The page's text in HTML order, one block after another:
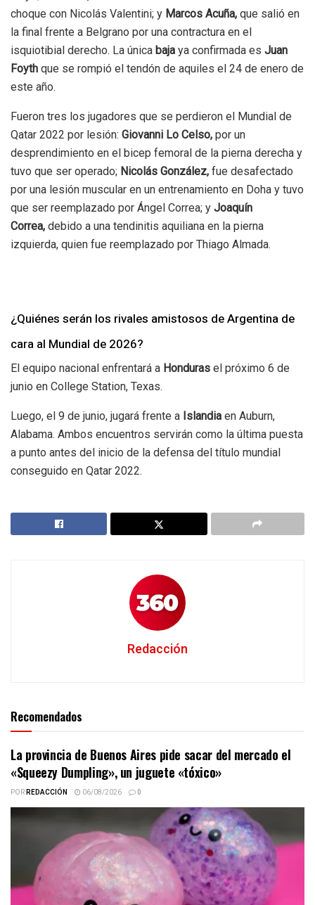
choque con Nicolás Valentini; y Marcos Acuña, que salió en
la final frente a Belgrano por una contractura en el
isquiotibial derecho. La única baja ya confirmada es Juan
Foyth que se rompió el tendón de aquiles el 24 de enero de
este año.
Fueron tres los jugadores que se perdieron el Mundial de
Qatar 2022 por lesión: Giovanni Lo Celso, por un
desprendimiento en el bicep femoral de la pierna derecha y
tuvo que ser operado; Nicolás González, fue desafectado
por una lesión muscular en un entrenamiento en Doha y tuvo
que ser reemplazado por Ángel Correa; y Joaquín
Correa, debido a una tendinitis aquiliana en la pierna
izquierda, quien fue reemplazado por Thiago Almada.
¿Quiénes serán los rivales amistosos de Argentina de
cara al Mundial de 2026?
El equipo nacional enfrentará a Honduras el próximo 6 de
junio en College Station, Texas.
Luego, el 9 de junio, jugará frente a Islandia en Auburn,
Alabama. Ambos encuentros servirán como la última puesta
a punto antes del inicio de la defensa del título mundial
conseguido en Qatar 2022.
Redacción
Recomendados
La provincia de Buenos Aires pide sacar del mercado el
«Squeezy Dumpling», un juguete «tóxico»
PORREDACCIÓN 06/08/2026 0